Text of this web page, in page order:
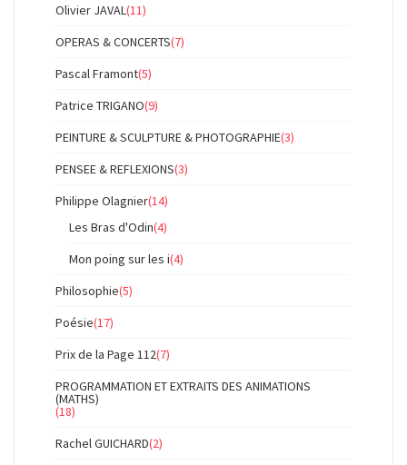
Olivier JAVAL (11)
OPERAS & CONCERTS(7)
Pascal Framont(5)
Patrice TRIGANO(9)
PEINTURE & SCULPTURE & PHOTOGRAPHIE(3)
PENSEE & REFLEXIONS(3)
Philippe Olagnier(14)
Les Bras d'Odin(4)
Mon poing sur les i(4)
Philosophie(5)
Poésie(17)
Prix de la Page 112(7)
PROGRAMMATION ET EXTRAITS DES ANIMATIONS
(MATHS)
(18)
Rachel GUICHARD(2)